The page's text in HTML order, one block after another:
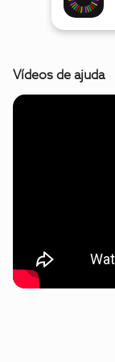
Vídeos de ajuda